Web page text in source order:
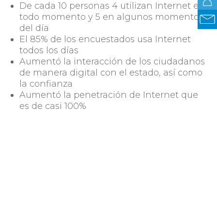
De cada 10 personas 4 utilizan Internet en
todo momento y 5 en algunos momentos
del día
El 85% de los encuestados usa Internet
todos los días
Aumentó la interacción de los ciudadanos
de manera digital con el estado, así como
la confianza
Aumentó la penetración de Internet que
es de casi 100%